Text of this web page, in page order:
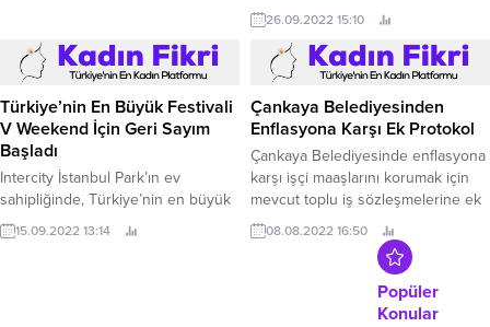
kararı aldı.
Global kripto para borsası KuCoin
Singapur’da düzenlenecek olan
Token 2049 konferansına katılıyor.
26.09.2022 15:10
Türkiye’nin En Büyük Festivali
V Weekend İçin Geri Sayım
Başladı
Intercity İstanbul Park’ın ev
sahipliğinde, Türkiye’nin en büyük
festivali olacak “V Weekend”
festivali için geri sayım başladı.
15.09.2022 13:14
Çankaya Belediyesinden
Enflasyona Karşı Ek Protokol
Çankaya Belediyesinde enflasyona
karşı işçi maaşlarını korumak için
mevcut toplu iş sözleşmelerine ek
protokol yapıldı.
08.08.2022 16:50
Popüler
Konular